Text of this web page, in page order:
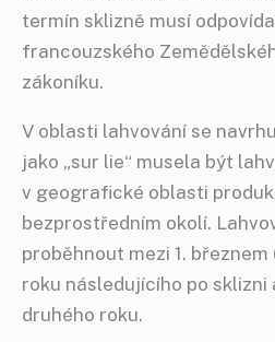
termín sklizně musí
francouzského
zákoníku.
V oblasti lahvování se
jako „sur lie“ musela být
v geografické oblasti
bezprostředním okolí.
proběhnout mezi 1. březnem
roku následujícího po sklizni
druhého roku.